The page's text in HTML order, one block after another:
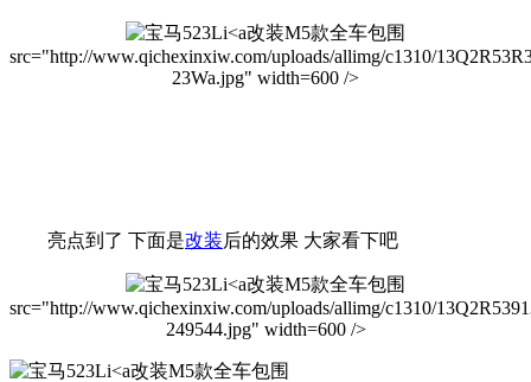
改装M5款全车包围
src="http://www.qichexinxiw.com/uploads/allimg/c1310/
23Wa.jpg" width=600 />
亮点到了 下面是改装后的效果 大家看下吧
改装M5款全车包围
src="http://www.qichexinxiw.com/uploads/allimg/c1310/
249544.jpg" width=600 />
改装M5款全车包围